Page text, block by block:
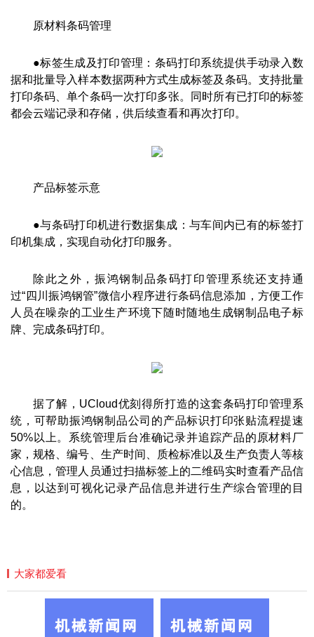
原材料条码管理
●标签生成及打印管理：条码打印系统提供手动录入数
据和批量导入样本数据两种方式生成标签及条码。支持批量
打印条码、单个条码一次打印多张。同时所有已打印的标签
都会云端记录和存储，供后续查看和再次打印。
产品标签示意
●与条码打印机进行数据集成：与车间内已有的标签打
印机集成，实现自动化打印服务。
除此之外，振鸿钢制品条码打印管理系统还支持通
过“四川振鸿钢管”微信小程序进行条码信息添加，方便工作
人员在噪杂的工业生产环境下随时随地生成钢制品电子标
牌、完成条码打印。
据了解，UCloud优刻得所打造的这套条码打印管理系
统，可帮助振鸿钢制品公司的产品标识打印张贴流程提速
50%以上。系统管理后台准确记录并追踪产品的原材料厂
家，规格、编号、生产时间、质检标准以及生产负责人等核
心信息，管理人员通过扫描标签上的二维码实时查看产品信
息，以达到可视化记录产品信息并进行生产综合管理的目
的。
大家都爱看